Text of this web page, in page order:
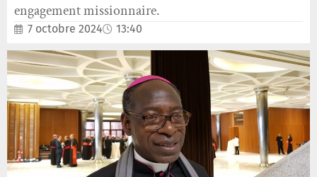
engagement missionnaire.
7 octobre 2024 13:40